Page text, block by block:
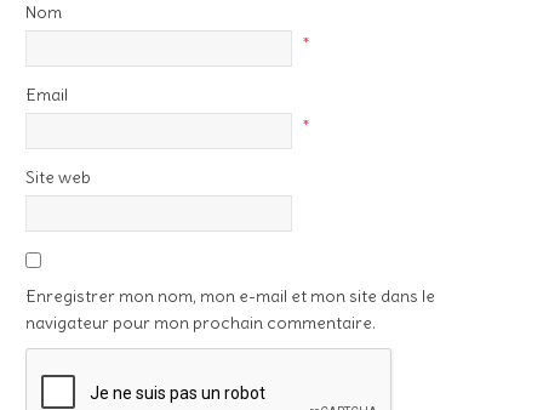
Nom
*
Email
*
Site web
Enregistrer mon nom, mon e-mail et mon site dans le
navigateur pour mon prochain commentaire.